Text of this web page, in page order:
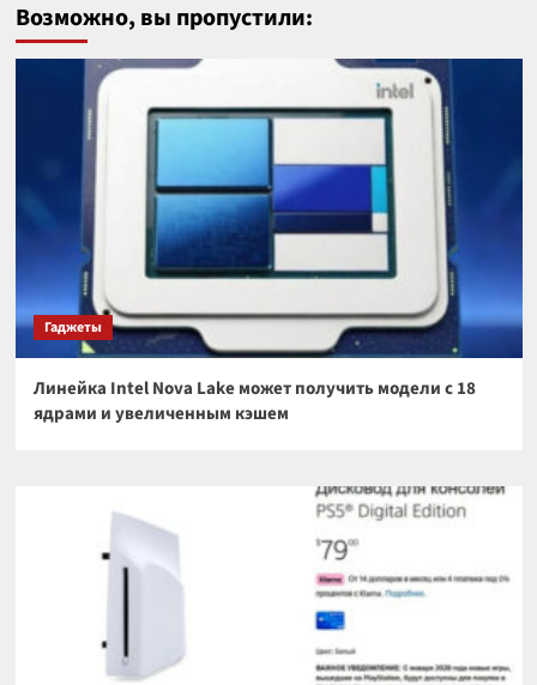
Возможно, вы пропустили:
Гаджеты
Линейка Intel Nova Lake может получить модели с 18
ядрами и увеличенным кэшем